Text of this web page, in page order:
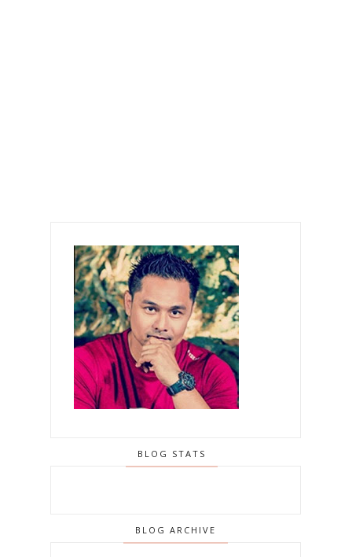
BLOG STATS
BLOG ARCHIVE